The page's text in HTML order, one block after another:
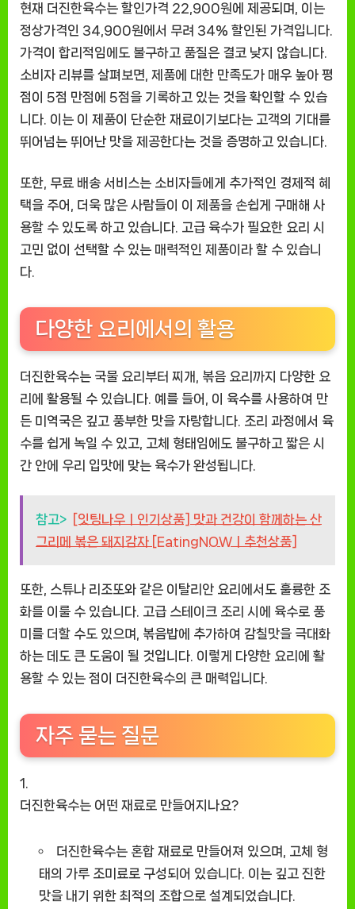
현재 더진한육수는 할인가격 22,900원에 제공되며, 이는
정상가격인 34,900원에서 무려 34% 할인된 가격입니다.
가격이 합리적임에도 불구하고 품질은 결코 낮지 않습니다.
소비자 리뷰를 살펴보면, 제품에 대한 만족도가 매우 높아 평
점이 5점 만점에 5점을 기록하고 있는 것을 확인할 수 있습
니다. 이는 이 제품이 단순한 재료이기보다는 고객의 기대를
뛰어넘는 뛰어난 맛을 제공한다는 것을 증명하고 있습니다.
또한, 무료 배송 서비스는 소비자들에게 추가적인 경제적 혜
택을 주어, 더욱 많은 사람들이 이 제품을 손쉽게 구매해 사
용할 수 있도록 하고 있습니다. 고급 육수가 필요한 요리 시
고민 없이 선택할 수 있는 매력적인 제품이라 할 수 있습니
다.
다양한 요리에서의 활용
더진한육수는 국물 요리부터 찌개, 볶음 요리까지 다양한 요
리에 활용될 수 있습니다. 예를 들어, 이 육수를 사용하여 만
든 미역국은 깊고 풍부한 맛을 자랑합니다. 조리 과정에서 육
수를 쉽게 녹일 수 있고, 고체 형태임에도 불구하고 짧은 시
간 안에 우리 입맛에 맞는 육수가 완성됩니다.
참고> [잇팅나우ㅣ인기상품] 맛과 건강이 함께하는 산
그리메 볶은 돼지감자 [EatingNOWㅣ추천상품]
또한, 스튜나 리조또와 같은 이탈리안 요리에서도 훌륭한 조
화를 이룰 수 있습니다. 고급 스테이크 조리 시에 육수로 풍
미를 더할 수도 있으며, 볶음밥에 추가하여 감칠맛을 극대화
하는 데도 큰 도움이 될 것입니다. 이렇게 다양한 요리에 활
용할 수 있는 점이 더진한육수의 큰 매력입니다.
자주 묻는 질문
더진한육수는 어떤 재료로 만들어지나요?
더진한육수는 혼합 재료로 만들어져 있으며, 고체 형
태의 가루 조미료로 구성되어 있습니다. 이는 깊고 진한
맛을 내기 위한 최적의 조합으로 설계되었습니다.